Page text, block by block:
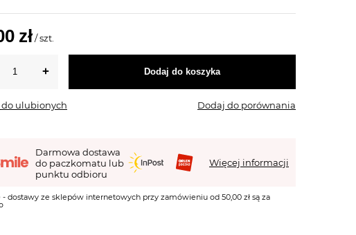
zł /szt.
Dodaj do koszyka
do ulubionych Dodaj do porównania
Darmowa dostawa
do paczkomatu lub
punktu odbioru
Więcej informacji
- dostawy ze sklepów internetowych przy zamówieniu od 50,00 zł są za